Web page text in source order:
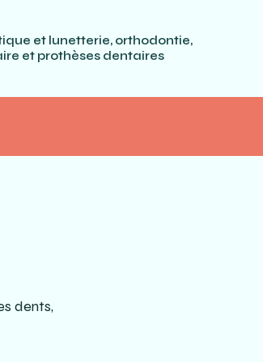
et lunetterie, orthodontie,
et prothèses dentaires
dents,